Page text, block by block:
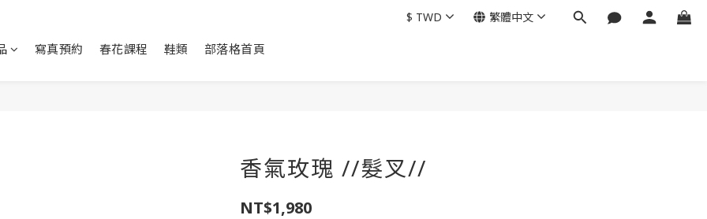
寫真預約 春花課程 鞋類 部落格首頁
$ TWD 繁體中文
香氣玫瑰 //髮叉//
NT$1,980